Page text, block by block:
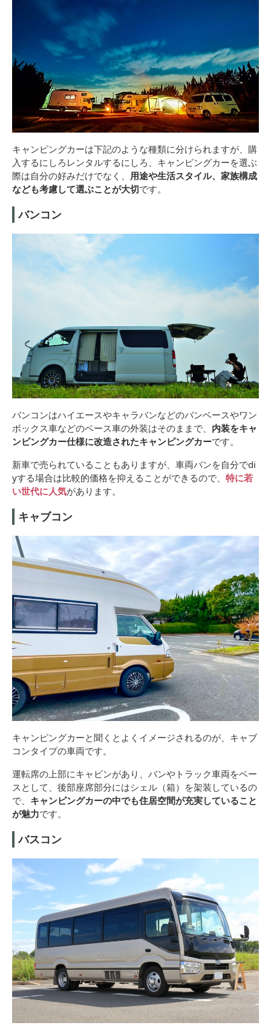
キャンピングカーは下記のような種類に分けられますが、購
入するにしろレンタルするにしろ、キャンピングカーを選ぶ
際は自分の好みだけでなく、 用途や生活スタイル、家族構成
なども考慮して選ぶことが大切です。
バンコン
バンコンはハイエースやキャラバンなどのバンベースやワン
ボックス車などのベース車の外装はそのままで、 内装をキャ
ンピングカー仕様に改造されたキャンピングカーです。
新車で売られていることもありますが、車両バンを自分でdi
yする場合は比較的価格を抑えることができるので、 特に若
い世代に人気があります。
キャブコン
キャンピングカーと聞くとよくイメージされるのが、キャブ
コンタイプの車両です。
運転席の上部にキャビンがあり、バンやトラック車両をベー
スとして、後部座席部分にはシェル（箱）を架装しているの
で、 キャンピングカーの中でも住居空間が充実していること
が魅力です。
バスコン